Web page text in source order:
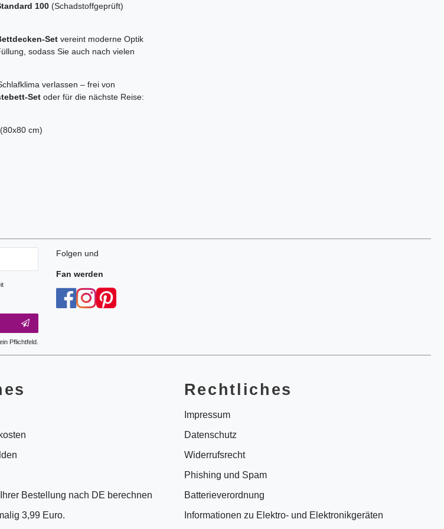
100 (Schadstoffgeprüft)
Set vereint moderne Optik
sodass Sie auch nach vielen
verlassen – frei von
Set oder für die nächste Reise:
cm)
Pflichtfeld.
Folgen und
Fan werden
Bestellung nach DE berechnen
3,99 Euro.
Rechtliches
Impressum
Datenschutz
Widerrufsrecht
Phishing und Spam
Batterieverordnung
Informationen zu Elektro- und Elektronikgeräten